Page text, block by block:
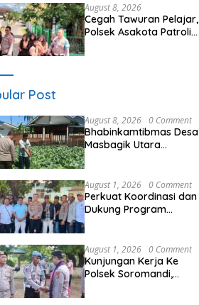
August 8, 2026
Cegah Tawuran Pelajar,
Polsek Asakota Patroli
Post
August 8, 2026 0 Comment
Bhabinkamtibmas Desa
Masbagik Utara
Swasembada Pangan
August 1, 2026 0 Comment
Perkuat Koordinasi dan
Dukung Program
Silaturahmi Bersama
Pemdes Nggembe
August 1, 2026 0 Comment
Kunjungan Kerja Ke
Polsek Soromandi,